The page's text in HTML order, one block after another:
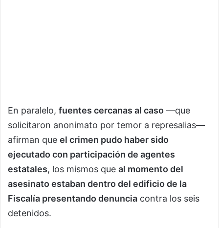
En paralelo, fuentes cercanas al caso —que
solicitaron anonimato por temor a represalias—
afirman que el crimen pudo haber sido
ejecutado con participación de agentes
estatales, los mismos que al momento del
asesinato estaban dentro del edificio de la
Fiscalía presentando denuncia contra los seis
detenidos.